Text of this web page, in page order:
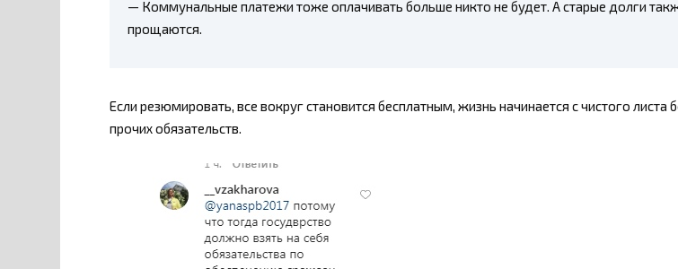
— Коммунальные платежи тоже оплачивать больше никто не будет. А старые долги
прощаются.
Если резюмировать, все вокруг становится бесплатным, жизнь начинается с чистого листа
прочих обязательств.